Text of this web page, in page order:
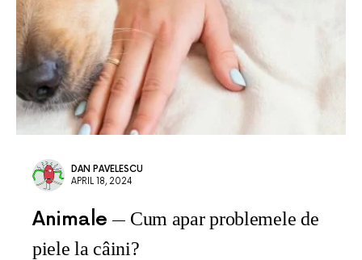
DAN PAVELESCU
APRIL 18, 2024
Animale
Cum apar problemele de
piele la câini?